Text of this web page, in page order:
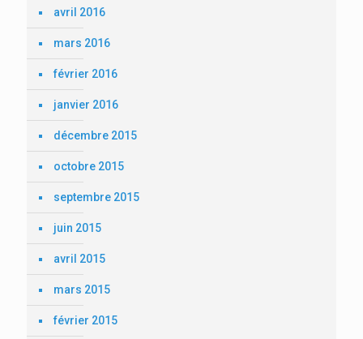
avril 2016
mars 2016
février 2016
janvier 2016
décembre 2015
octobre 2015
septembre 2015
juin 2015
avril 2015
mars 2015
février 2015